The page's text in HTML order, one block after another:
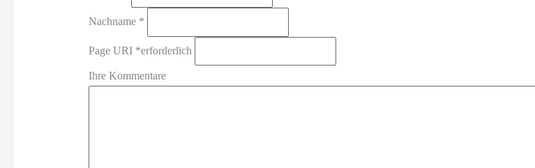
Nachname *erforderlich
Page URI *erforderlich
Ihre Kommentare